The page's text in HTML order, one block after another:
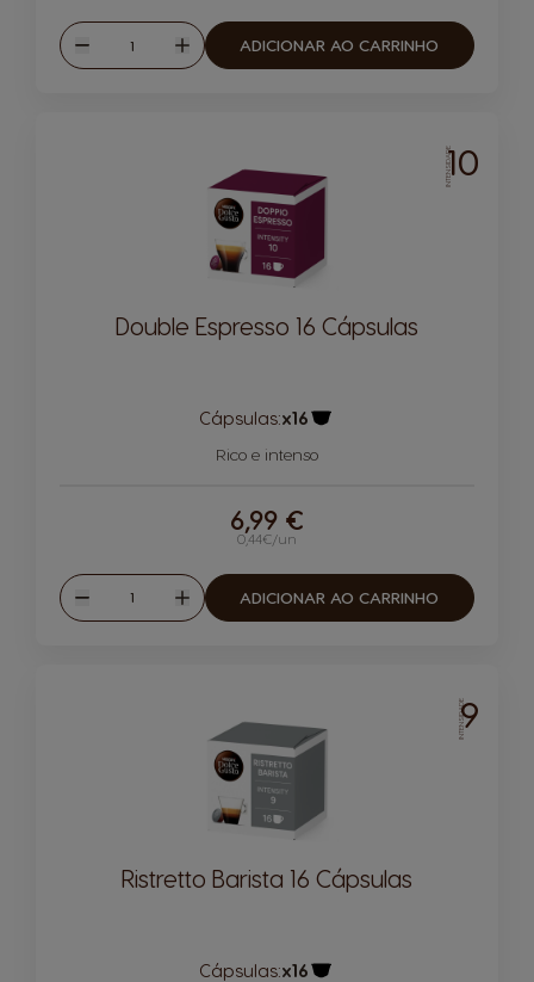
Reduzir
Quantidade
Aumentar
ADICIONAR AO CARRINHO
INTENSIDADE10
Double Espresso 16 Cápsulas
Cápsulas:x16
Rico e intenso
0,44€/un
6,99 €
Reduzir
Quantidade
Aumentar
ADICIONAR AO CARRINHO
INTENSIDADE9
Ristretto Barista 16 Cápsulas
Cápsulas:x16